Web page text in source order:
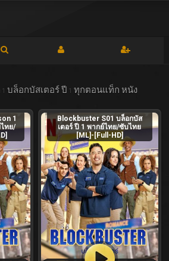
1 บล็อกบัสเตอร์ ปี 1 ทุกตอนแท็ก หนัง
1
ทย/
Blockbuster S01 บล็อกบัส
เตอร์ ปี 1 พากย์ไทย/ซับไทย
[ML]-[Full-HD]